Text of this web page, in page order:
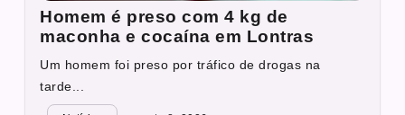
Homem é preso com 4 kg de
maconha e cocaína em Lontras
Um homem foi preso por tráfico de drogas na
tarde...